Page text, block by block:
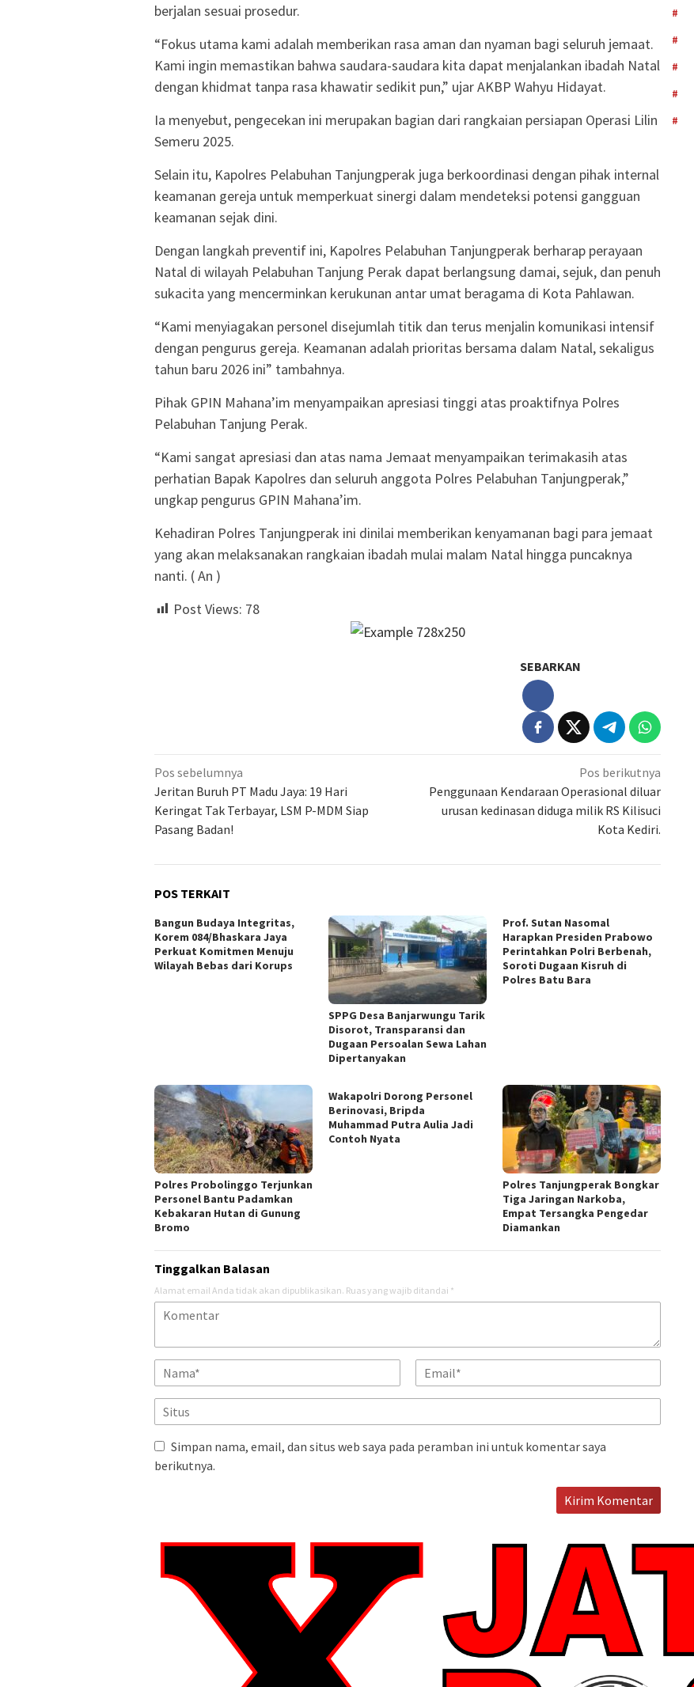
berjalan sesuai prosedur.
“Fokus utama kami adalah memberikan rasa aman dan nyaman bagi seluruh jemaat.
Kami ingin memastikan bahwa saudara-saudara kita dapat menjalankan ibadah Natal
dengan khidmat tanpa rasa khawatir sedikit pun,” ujar AKBP Wahyu Hidayat.
Ia menyebut, pengecekan ini merupakan bagian dari rangkaian persiapan Operasi Lilin
Semeru 2025.
Selain itu, Kapolres Pelabuhan Tanjungperak juga berkoordinasi dengan pihak internal
keamanan gereja untuk memperkuat sinergi dalam mendeteksi potensi gangguan
keamanan sejak dini.
Dengan langkah preventif ini, Kapolres Pelabuhan Tanjungperak berharap perayaan
Natal di wilayah Pelabuhan Tanjung Perak dapat berlangsung damai, sejuk, dan penuh
sukacita yang mencerminkan kerukunan antar umat beragama di Kota Pahlawan.
“Kami menyiagakan personel disejumlah titik dan terus menjalin komunikasi intensif
dengan pengurus gereja. Keamanan adalah prioritas bersama dalam Natal, sekaligus
tahun baru 2026 ini” tambahnya.
Pihak GPIN Mahana’im menyampaikan apresiasi tinggi atas proaktifnya Polres
Pelabuhan Tanjung Perak.
“Kami sangat apresiasi dan atas nama Jemaat menyampaikan terimakasih atas
perhatian Bapak Kapolres dan seluruh anggota Polres Pelabuhan Tanjungperak,”
ungkap pengurus GPIN Mahana’im.
Kehadiran Polres Tanjungperak ini dinilai memberikan kenyamanan bagi para jemaat
yang akan melaksanakan rangkaian ibadah mulai malam Natal hingga puncaknya
nanti. ( An )
Post Views: 78
SEBARKAN
Navigasi
pos
Pos sebelumnya
Jeritan Buruh PT Madu Jaya: 19 Hari
Keringat Tak Terbayar, LSM P-MDM Siap
Pasang Badan!
Pos berikutnya
Penggunaan Kendaraan Operasional diluar
urusan kedinasan diduga milik RS Kilisuci
Kota Kediri.
POS TERKAIT
Bangun Budaya Integritas,
Korem 084/Bhaskara Jaya
Perkuat Komitmen Menuju
Wilayah Bebas dari Korups
SPPG Desa Banjarwungu Tarik
Disorot, Transparansi dan
Dugaan Persoalan Sewa Lahan
Dipertanyakan
Prof. Sutan Nasomal
Harapkan Presiden Prabowo
Perintahkan Polri Berbenah,
Soroti Dugaan Kisruh di
Polres Batu Bara
Polres Probolinggo Terjunkan
Personel Bantu Padamkan
Kebakaran Hutan di Gunung
Bromo
Wakapolri Dorong Personel
Berinovasi, Bripda
Muhammad Putra Aulia Jadi
Contoh Nyata
Polres Tanjungperak Bongkar
Tiga Jaringan Narkoba,
Empat Tersangka Pengedar
Diamankan
Tinggalkan Balasan
Alamat email Anda tidak akan dipublikasikan. Ruas yang wajib ditandai *
Simpan nama, email, dan situs web saya pada peramban ini untuk komentar saya
berikutnya.